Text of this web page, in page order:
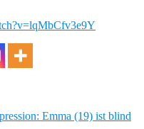
Emma (19) ist blind